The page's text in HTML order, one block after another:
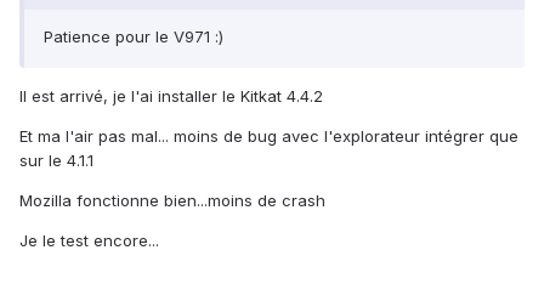
Patience pour le V971 :)
Il est arrivé, je l'ai installer le Kitkat 4.4.2
Et ma l'air pas mal... moins de bug avec l'explorateur intégrer que
sur le 4.1.1
Mozilla fonctionne bien...moins de crash
Je le test encore...